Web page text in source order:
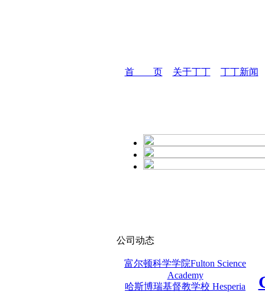
首 页 关于丁丁 丁丁新闻
公司动态
富尔顿科学学院Fulton Science
Academy
哈斯博瑞基督教学校 Hesperia